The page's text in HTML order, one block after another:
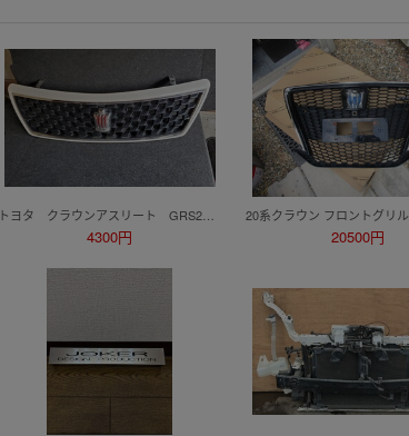
4300円
20系クラウン フロントグリル
20500円